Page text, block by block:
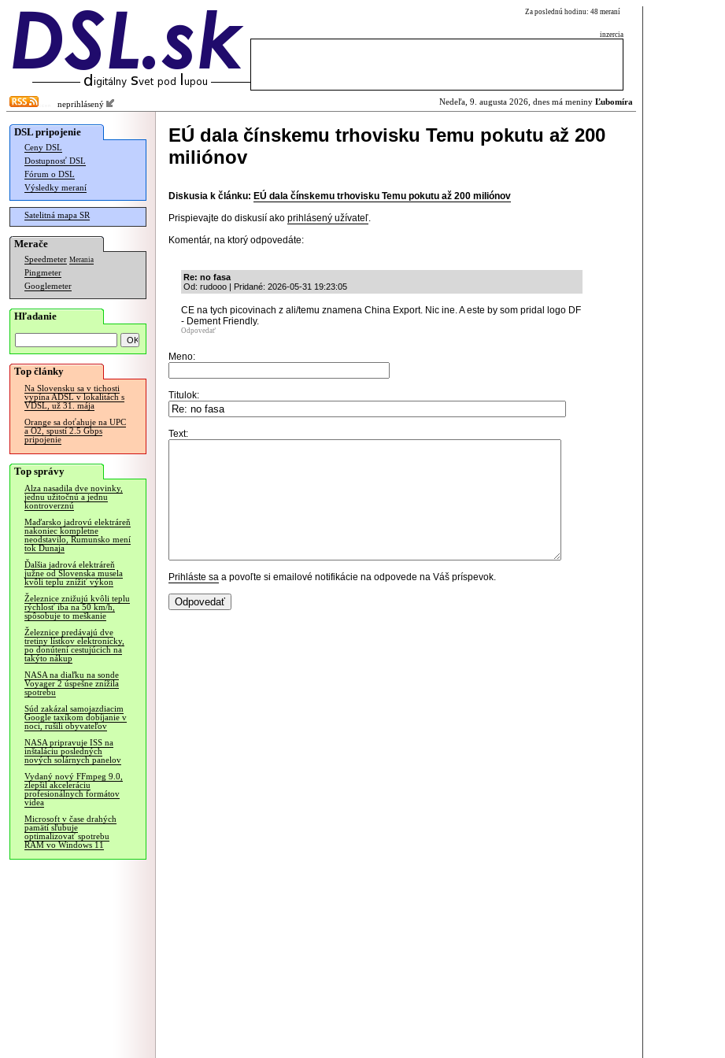
Za poslednú hodinu: 48 meraní
inzercia
neprihlásený Nedeľa, 9. augusta 2026, dnes má meniny Ľubomíra
DSL pripojenie
Ceny DSL
Dostupnosť DSL
Fórum o DSL
Výsledky meraní
Satelitná mapa SR
Merače
Speedmeter Merania
Pingmeter
Googlemeter
Hľadanie
Top články
Na Slovensku sa v tichosti
vypína ADSL v lokalitách s
VDSL, už 31. mája
Orange sa doťahuje na UPC
a O2, spustí 2.5 Gbps
pripojenie
Top správy
Alza nasadila dve novinky,
jednu užitočnú a jednu
kontroverznú
Maďarsko jadrovú elektráreň
nakoniec kompletne
neodstavilo, Rumunsko mení
tok Dunaja
Ďalšia jadrová elektráreň
južne od Slovenska musela
kvôli teplu znížiť výkon
Železnice znižujú kvôli teplu
rýchlosť iba na 50 km/h,
spôsobuje to meškanie
Železnice predávajú dve
tretiny lístkov elektronicky,
po donútení cestujúcich na
takýto nákup
NASA na diaľku na sonde
Voyager 2 úspešne znížila
spotrebu
Súd zakázal samojazdiacim
Google taxíkom dobíjanie v
noci, rušili obyvateľov
NASA pripravuje ISS na
inštaláciu posledných
nových solárnych panelov
Vydaný nový FFmpeg 9.0,
zlepšil akceleráciu
profesionálnych formátov
videa
Microsoft v čase drahých
pamätí sľubuje
optimalizovať spotrebu
RAM vo Windows 11
EÚ dala čínskemu trhovisku Temu pokutu až 200
miliónov
Diskusia k článku: EÚ dala čínskemu trhovisku Temu pokutu až 200 miliónov
Prispievajte do diskusií ako prihlásený užívateľ.
Komentár, na ktorý odpovedáte:
Re: no fasa
Od: rudooo | Pridané: 2026-05-31 19:23:05
CE na tych picovinach z ali/temu znamena China Export. Nic ine. A este by som pridal logo DF
- Dement Friendly.
Odpovedať
Meno:
Titulok:
Text:
Prihláste sa a povoľte si emailové notifikácie na odpovede na Váš príspevok.